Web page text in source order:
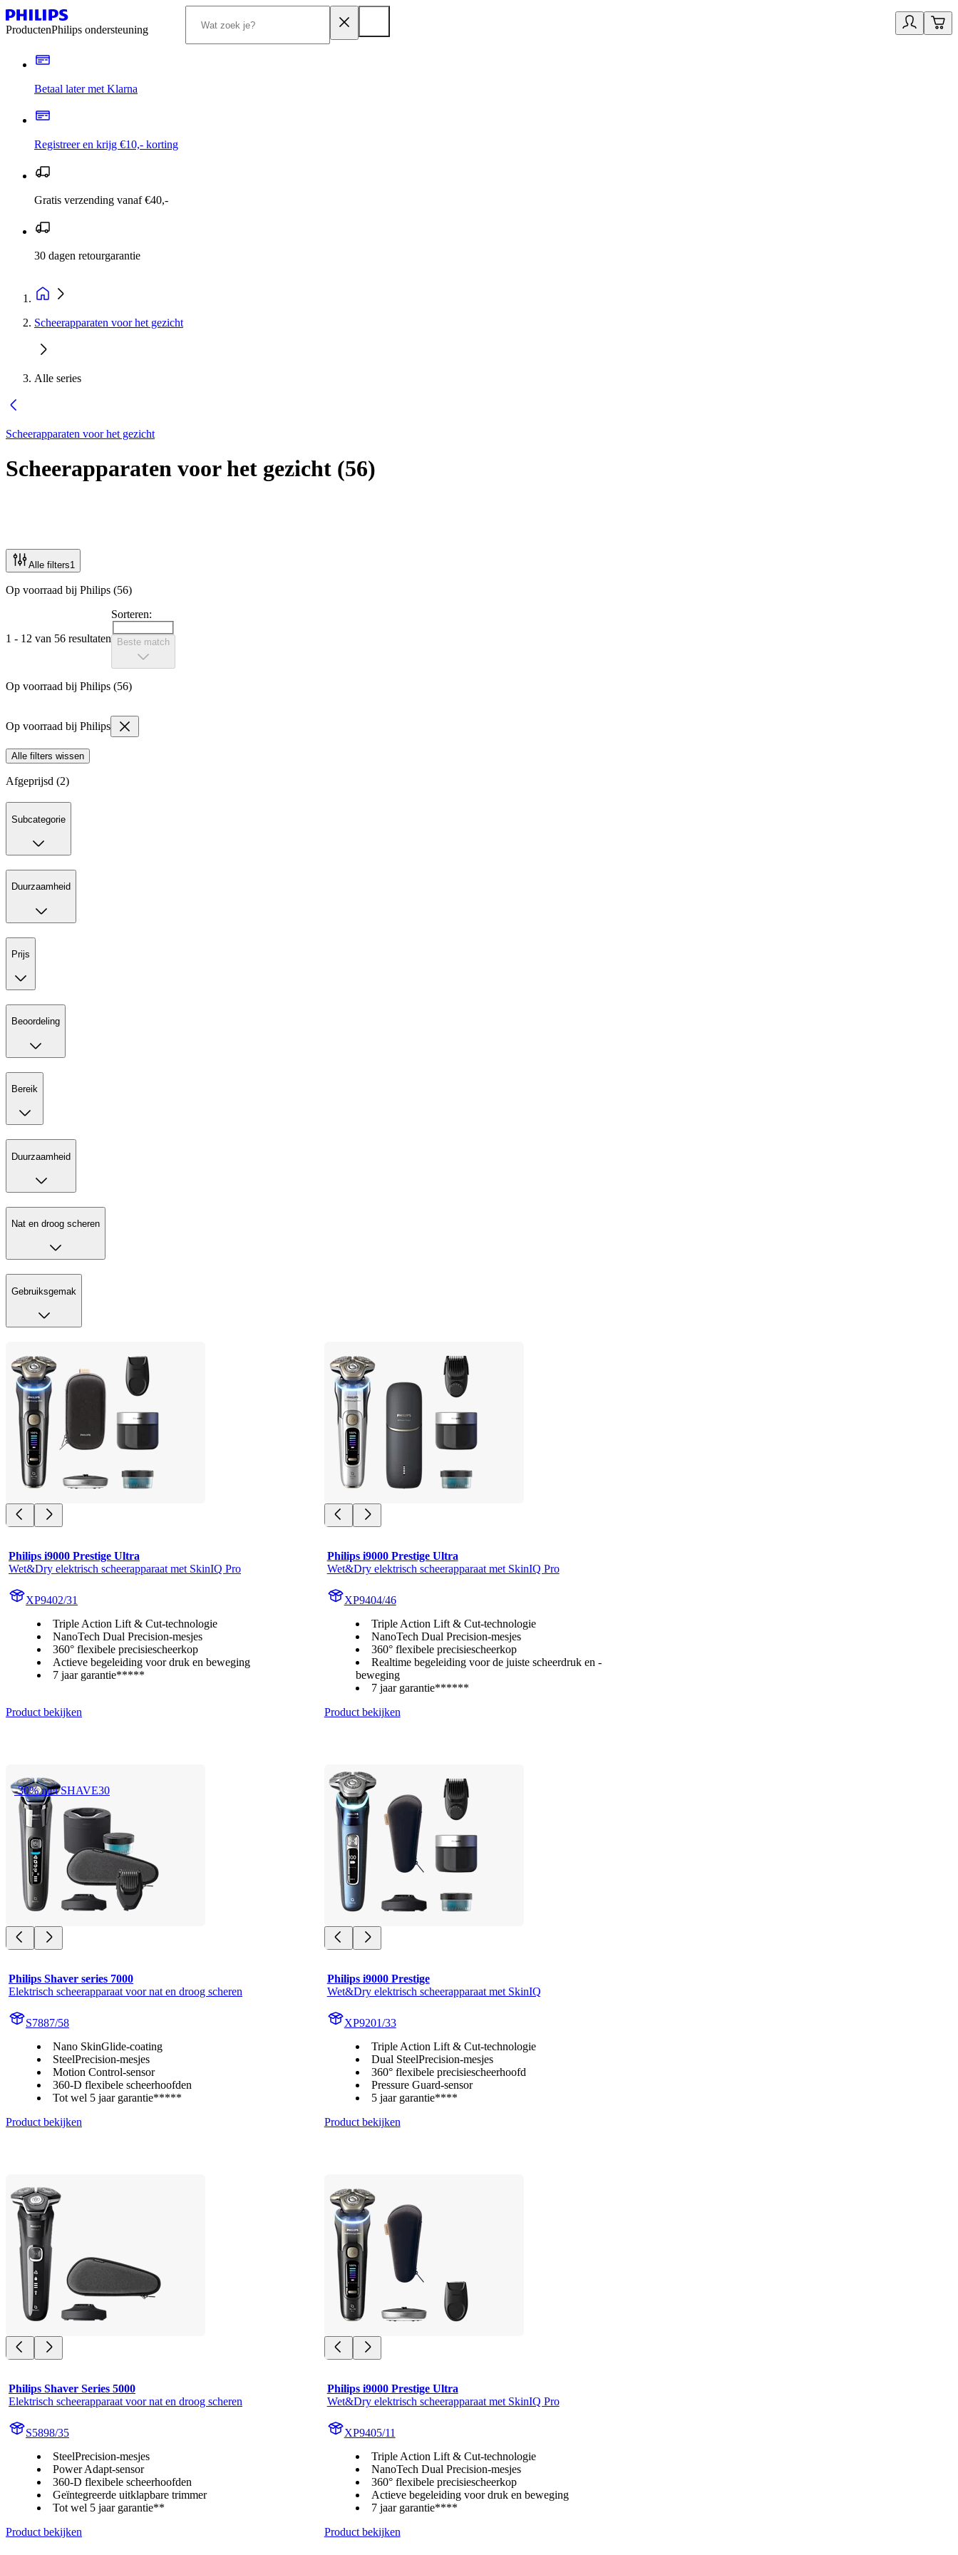
ProductenPhilips ondersteuning
Betaal later met Klarna
Registreer en krijg €10,- korting
Gratis verzending vanaf €40,-
30 dagen retourgarantie
Scheerapparaten voor het gezicht
Alle series
Scheerapparaten voor het gezicht
Scheerapparaten voor het gezicht (56)
Alle filters1
Op voorraad bij Philips (56)
1 - 12 van 56 resultaten
Sorteren:
Beste match
Op voorraad bij Philips (56)
Op voorraad bij Philips
Alle filters wissen
Afgeprijsd (2)
Subcategorie
Duurzaamheid
Prijs
Beoordeling
Bereik
Duurzaamheid
Nat en droog scheren
Gebruiksgemak
Philips i9000 Prestige Ultra
Wet&Dry elektrisch scheerapparaat met SkinIQ Pro
XP9402/31
Triple Action Lift & Cut-technologie
NanoTech Dual Precision-mesjes
360° flexibele precisiescheerkop
Actieve begeleiding voor druk en beweging
7 jaar garantie*****
Product bekijken
Philips i9000 Prestige Ultra
Wet&Dry elektrisch scheerapparaat met SkinIQ Pro
XP9404/46
Triple Action Lift & Cut-technologie
NanoTech Dual Precision-mesjes
360° flexibele precisiescheerkop
Realtime begeleiding voor de juiste scheerdruk en -
beweging
7 jaar garantie******
Product bekijken
-30% met SHAVE30
Philips Shaver series 7000
Elektrisch scheerapparaat voor nat en droog scheren
S7887/58
Nano SkinGlide-coating
SteelPrecision-mesjes
Motion Control-sensor
360-D flexibele scheerhoofden
Tot wel 5 jaar garantie*****
Product bekijken
Philips i9000 Prestige
Wet&Dry elektrisch scheerapparaat met SkinIQ
XP9201/33
Triple Action Lift & Cut-technologie
Dual SteelPrecision-mesjes
360° flexibele precisiescheerhoofd
Pressure Guard-sensor
5 jaar garantie****
Product bekijken
Philips Shaver Series 5000
Elektrisch scheerapparaat voor nat en droog scheren
S5898/35
SteelPrecision-mesjes
Power Adapt-sensor
360-D flexibele scheerhoofden
Geïntegreerde uitklapbare trimmer
Tot wel 5 jaar garantie**
Product bekijken
Philips i9000 Prestige Ultra
Wet&Dry elektrisch scheerapparaat met SkinIQ Pro
XP9405/11
Triple Action Lift & Cut-technologie
NanoTech Dual Precision-mesjes
360° flexibele precisiescheerkop
Actieve begeleiding voor druk en beweging
7 jaar garantie****
Product bekijken